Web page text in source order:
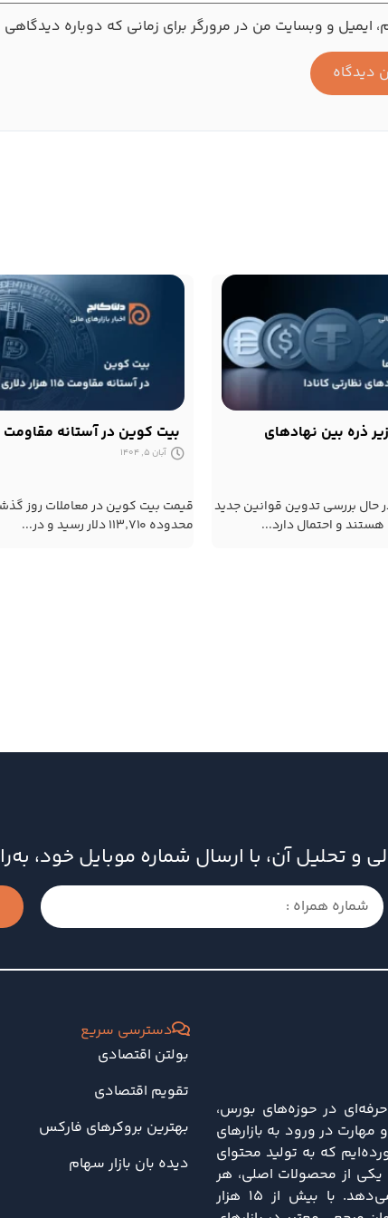
ایمیل و وبسایت من در مرورگر برای زمانی که دوباره
ذره بین نهادهای
حال بررسی تدوین قوانین جدید
و احتمال دارد...
بیت کوین در آستانه مقاومت ۱۱۵ هزار دلاری
آبان 5, 1404
قیمت بیت کوین در معاملات روز
محدوده ۱۱۳٬۷۱۰ دلار رسید و در...
و تحلیل آن، با ارسال شماره موبایل
حرفه‌ای در حوزه‌های بورس،
در ورود به بازارهای
که به تولید محتوای
یکی از محصولات اصلی، هر
هفته تحلیل‌های جامعی از تحولات اقتصادی و سیاسی را ارائه می‌دهد. با بیش از ۱۵ هزار
دسترسی سریع
بولتن اقتصادی
تقویم اقتصادی
بهترین بروکرهای فارکس
دیده بان بازار سهام